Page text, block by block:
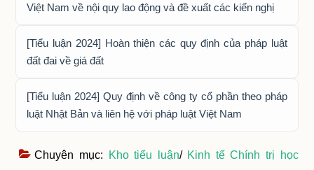
Việt Nam về nội quy lao động và đề xuất các kiến nghị
[Tiểu luận 2024] Hoàn thiện các quy định của pháp luật
đất đai về giá đất
[Tiểu luận 2024] Quy định về công ty cổ phần theo pháp
luật Nhật Bản và liên hệ với pháp luật Việt Nam
Chuyên mục: Kho tiểu luận/ Kinh tế Chính trị học